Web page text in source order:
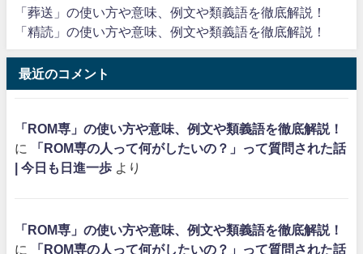
「葬送」の使い方や意味、例文や類義語を徹底解説！
「精読」の使い方や意味、例文や類義語を徹底解説！
最近のコメント
「ROM専」の使い方や意味、例文や類義語を徹底解説！
に
「ROM専の人って何がしたいの？」って質問された話
| 今日も日進一歩 より
「ROM専」の使い方や意味、例文や類義語を徹底解説！
に
「ROM専の人って何がしたいの？」って質問された話